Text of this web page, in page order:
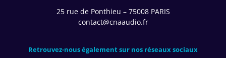
25 rue de Ponthieu – 75008 PARIS
contact@cnaaudio.fr
Retrouvez-nous également sur nos réseaux sociaux